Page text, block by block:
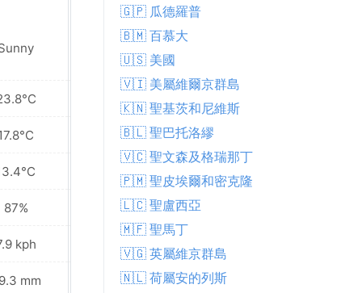
87%
kph
mm
25.7°C
19.4°C
14.3°C
84%
9.0 kph
4.5 mm
🇬🇵 瓜德羅普
🇧🇲 百慕大
🇺🇸 美國
🇻🇮 美屬維爾京群島
🇰🇳 聖基茨和尼維斯
🇧🇱 聖巴托洛繆
🇻🇨 聖文森及格瑞那丁
🇵🇲 聖皮埃爾和密克隆
🇱🇨 聖盧西亞
🇲🇫 聖馬丁
🇻🇬 英屬維京群島
🇳🇱 荷屬安的列斯